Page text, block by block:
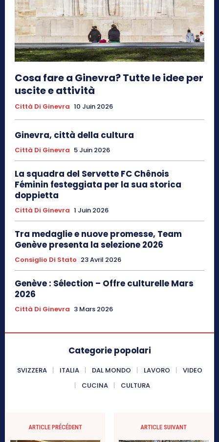
Cosa fare a Ginevra? Tutte le idee per
uscite e attività
Città Di Ginevra 10 Juin 2026
Ginevra, città della cultura
Città Di Ginevra 5 Juin 2026
La squadra del Servette FC Chênois
Féminin festeggiata per la sua storica
doppietta
Città Di Ginevra 1 Juin 2026
Tra medaglie e nuove promesse, Team
Genève presenta la selezione 2026
Consiglio Di Stato 23 Avril 2026
Genève : Sélection – Offre culturelle Mars
2026
Città Di Ginevra 3 Mars 2026
Categorie popolari
SVIZZERA ITALIA DAL MONDO LAVORO
VIDEO
CUCINA
CULTURA
ARTICLE PRÉCÉDENT ARTICLE SUIVANT